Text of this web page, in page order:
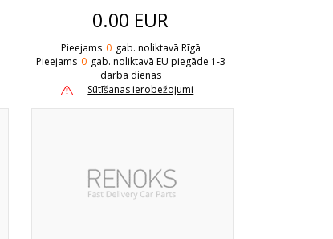
0.00 EUR
Pieejams 0 gab. noliktavā Rīgā
Pieejams 0 gab. noliktavā EU piegāde 1-3
darba dienas
Sūtīšanas ierobežojumi